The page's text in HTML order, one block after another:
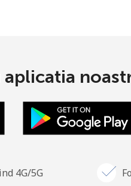
aplicatia
4G/5G